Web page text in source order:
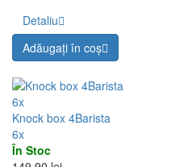
Detaliu
Adăugați în coş
6x
Knock box 4Barista
6x
În Stoc